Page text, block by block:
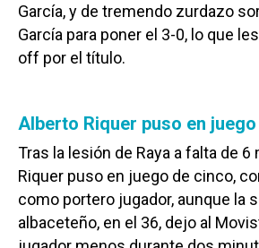
García, y de tremendo zurdazo
García para poner el 3-0, lo que
off por el título.
Alberto Riquer puso en
Tras la lesión de Raya a falta de
Riquer puso en juego de cinco,
como portero jugador, aunque la
albaceteño, en el 36, dejo al